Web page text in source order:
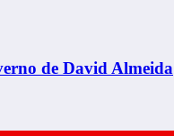
de David Almeida